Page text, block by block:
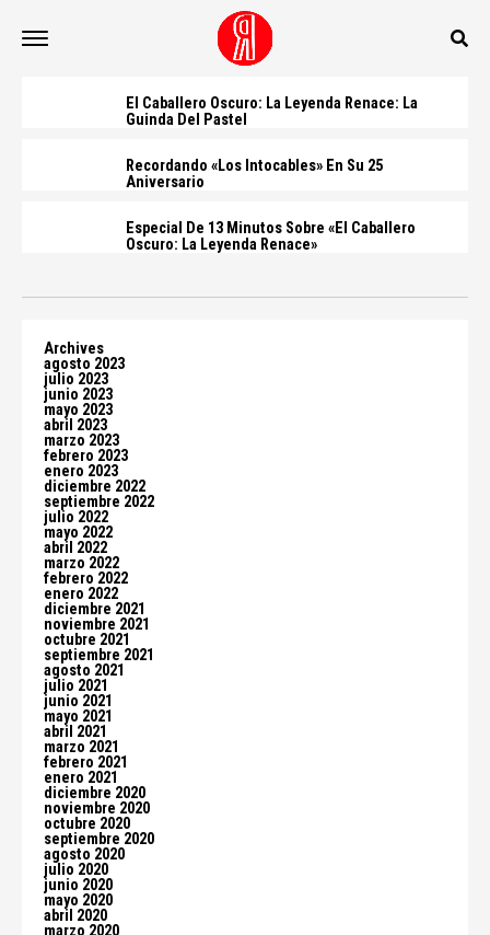
El Caballero Oscuro: La Leyenda Renace: La
Guinda Del Pastel
Recordando «Los Intocables» En Su 25
Aniversario
Especial De 13 Minutos Sobre «El Caballero
Oscuro: La Leyenda Renace»
Archives
agosto 2023
julio 2023
junio 2023
mayo 2023
abril 2023
marzo 2023
febrero 2023
enero 2023
diciembre 2022
septiembre 2022
julio 2022
mayo 2022
abril 2022
marzo 2022
febrero 2022
enero 2022
diciembre 2021
noviembre 2021
octubre 2021
septiembre 2021
agosto 2021
julio 2021
junio 2021
mayo 2021
abril 2021
marzo 2021
febrero 2021
enero 2021
diciembre 2020
noviembre 2020
octubre 2020
septiembre 2020
agosto 2020
julio 2020
junio 2020
mayo 2020
abril 2020
marzo 2020